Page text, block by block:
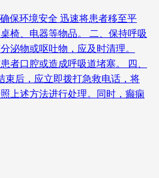
保环境安全 迅速将患者移至平
椅、电器等物品。 二、保持呼吸
泌物或呕吐物，应及时清理。
者口腔或造成呼吸道堵塞。 四、
束后，应立即拨打急救电话，将
上述方法进行处理。同时，癫痫